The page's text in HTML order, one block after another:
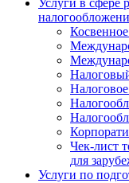
Услуги в сфере
Чек-лист
для
Услуги по